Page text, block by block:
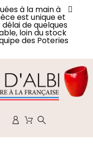
à la main à
est unique et
de quelques
loin du stock
des Poteries